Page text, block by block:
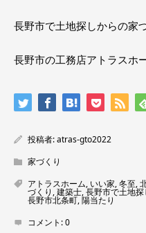
長野市で土地探しからの家
長野市の工務店アトラスホ
投稿者:atras-gto2022
家づくり
アトラスホーム, いい家,冬至,
づくり ,建築士,長野市で土地探
長野市北条町,陽当たり
コメント:0